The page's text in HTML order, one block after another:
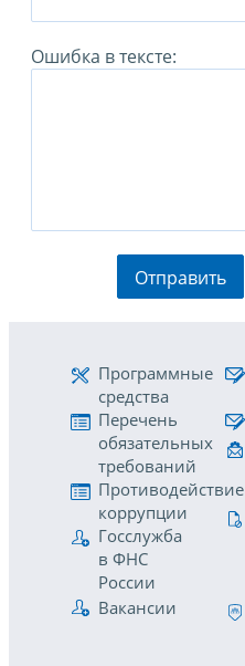
Ошибка в тексте:
Отправить
Программные
средства
Перечень
обязательных
требований
Противодействие
коррупции
Госслужба
в ФНС
России
Вакансии